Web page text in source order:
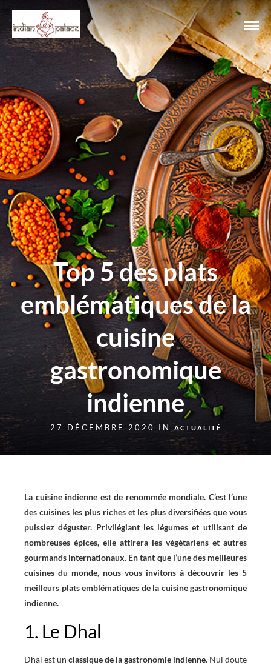
Top 5 des plats
emblématiques de la
cuisine
gastronomique
indienne
27 DÉCEMBRE 2020 IN ACTUALITÉ
La cuisine indienne est de renommée mondiale. C’est l’une
des cuisines les plus riches et les plus diversifiées que vous
puissiez déguster. Privilégiant les légumes et utilisant de
nombreuses épices, elle attirera les végétariens et autres
gourmands internationaux. En tant que l’une des meilleures
cuisines du monde, nous vous invitons à découvrir les 5
meilleurs plats emblématiques de la cuisine gastronomique
indienne.
1. Le Dhal
Dhal est un classique de la gastronomie indienne. Nul doute